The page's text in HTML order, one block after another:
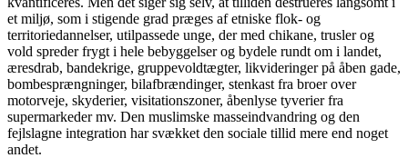
et miljø, som i stigende grad præges af etniske flok- og
territoriedannelser, utilpassede unge, der med chikane, trusler og
vold spreder frygt i hele bebyggelser og bydele rundt om i landet,
æresdrab, bandekrige, gruppevoldtægter, likvideringer på åben gade,
bombesprængninger, bilafbrændinger, stenkast fra broer over
motorveje, skyderier, visitationszoner, åbenlyse tyverier fra
supermarkeder mv. Den muslimske masseindvandring og den
fejlslagne integration har svækket den sociale tillid mere end noget
andet.